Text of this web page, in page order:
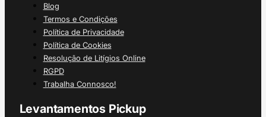
Blog
Termos e Condições
Política de Privacidade
Política de Cookies
Resolução de Litígios Online
RGPD
Trabalha Connosco!
Levantamentos Pickup